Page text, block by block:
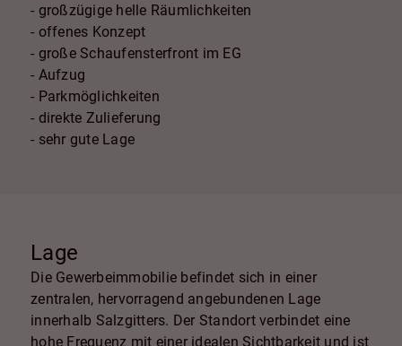
- großzügige helle Räumlichkeiten
- offenes Konzept
- große Schaufensterfront im EG
- Aufzug
- Parkmöglichkeiten
- direkte Zulieferung
- sehr gute Lage
Lage
Die Gewerbeimmobilie befindet sich in einer
zentralen, hervorragend angebundenen Lage
innerhalb Salzgitters. Der Standort verbindet eine
hohe Frequenz mit einer idealen Sichtbarkeit und ist